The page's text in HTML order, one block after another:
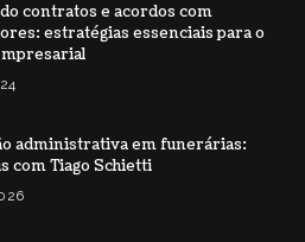
contratos e acordos com
estratégias essenciais para o
administrativa em funerárias:
com Tiago Schietti